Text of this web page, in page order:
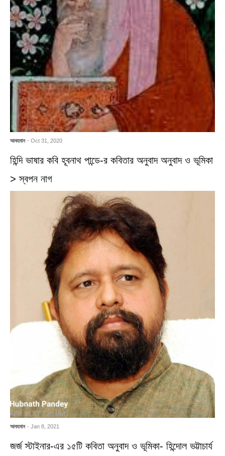
আবহমান - Oct 31, 2020
হিন্দি ভাষার কবি হূবনাথ পান্ডে-র কবিতার অনুবাদ অনুবাদ ও ভূমিকা
> স্বপন নাগ
আবহমান - Jan 8, 2021
জর্জ স্টাইনার-এর ১৫টি কবিতা অনুবাদ ও ভূমিকা- হিন্দোল ভট্টাচার্য